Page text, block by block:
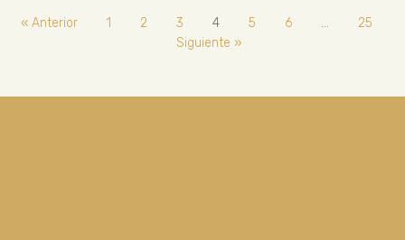
« Anterior 1 2 3 4 5 6 …
25
Siguiente »